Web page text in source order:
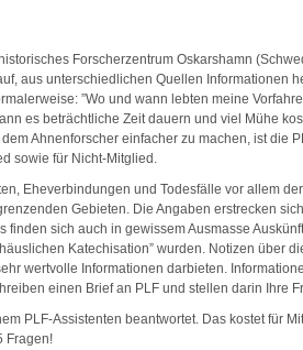
Forscherzentrum Oskarshamn
aus unterschiedlichen Quellen Informationen
”Wo und wann lebten meine
es beträchtliche Zeit dauern und viel Mühe
Ahnenforscher einfacher zu machen, ist die
sowie für Nicht-Mitglied.
Eheverbindungen und Todesfälle vor allem
Gebieten. Die Angaben erstrecken
finden sich auch in gewissem Ausmasse
Katechisation” wurden. Notizen über
wertvolle Informationen darbieten.
einen Brief an PLF und stellen darin Ihre
PLF-Assistenten beantwortet. Das kostet für
Fragen!